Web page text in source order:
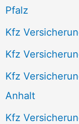
Pfalz
Kfz
Kfz
Kfz
Anhalt
Kfz